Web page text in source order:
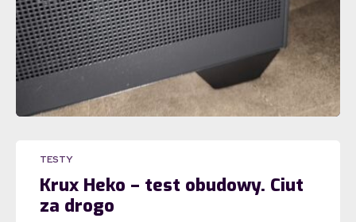
TESTY
Krux Heko – test obudowy. Ciut
za drogo